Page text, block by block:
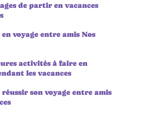
de partir en vacances
voyage entre amis Nos
activités à faire en
les vacances
son voyage entre amis